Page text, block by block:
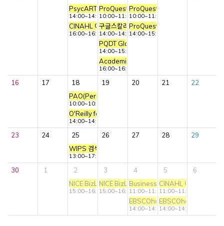
PsycARTICLES 이용교육
14:00~14:40
CINAHL 이용교육
16:00~16:40
ProQuest Central 이용교육
10:00~11:00
구글스칼라 활용교육
14:00~14:40
PQDT Global 이용교육
14:00~15:00
Academic Search Ultimate (ASU) 이용교
16:00~16:40
ProQuest One Business 이용교
10:00~11:00
ProQuest One Literature 이용교
14:00~15:00
16 17
18
PAO(Periodicals Archive Online) 이용교육
10:00~10:45
O'Reilly for Higher education 이용교육
14:00~14:45
19 20 21 22
23 24
25
WIPS 검색/분석 온라인 사용자교육
13:00~17:00
26 27 28 29
30 1
2
NICE BizLINE 웨비나
15:00~16:00
3
NICE BizLINE 웨비나
15:00~16:00
4
Business Source Ultimate
11:00~11:40
EBSCOhost DB 활용교육(와일드
14:00~14:40
5
CINAHL 이용교육
11:00~11:40
EBSCOhost DB 활용
14:00~14:40
6